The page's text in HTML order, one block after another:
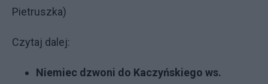
Pietruszka)
Czytaj dalej:
Niemiec dzwoni do Kaczyńskiego ws.